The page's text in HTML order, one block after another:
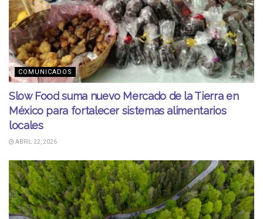
COMUNICADOS
Slow Food suma nuevo Mercado de la Tierra en
México para fortalecer sistemas alimentarios
locales
ABRIL 22, 2026